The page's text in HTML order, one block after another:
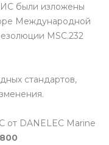
были изложены
Международной
MSC.232
стандартов,
DANELEC Marine